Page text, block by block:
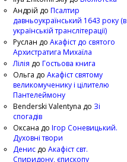
Андрій до Псалтир
давньоукраїнський 1643 року (в
українській транслітерації)
Руслан до Акафіст до святого
Архистратига Михаїла
Лілія до Гостьова книга
Ольга до Акафіст святому
великомученику і цілителю
Пантелеймону
Benderski Valentyna до Зі
спогадів
Оксана до Ігор Соневицький.
Духовні твори
Денис до Акафіст свт.
Спиридону, єпископу